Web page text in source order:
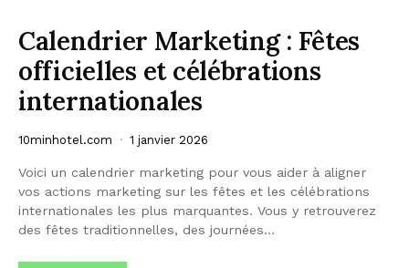
Calendrier Marketing : Fêtes
officielles et célébrations
internationales
10minhotel.com 1 janvier 2026
Voici un calendrier marketing pour vous aider à aligner
vos actions marketing sur les fêtes et les célébrations
internationales les plus marquantes. Vous y retrouverez
des fêtes traditionnelles, des journées…